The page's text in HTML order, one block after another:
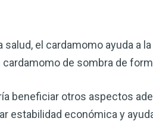
el cardamomo ayuda a
de sombra de
beneficiar otros aspectos
estabilidad económica y